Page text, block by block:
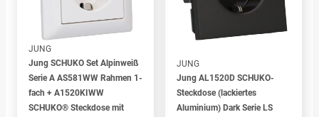
JUNG
Jung SCHUKO Set Alpinweiß
Serie A AS581WW Rahmen 1-
fach + A1520KIWW
SCHUKO® Steckdose mit
JUNG
Jung AL1520D SCHUKO-
Steckdose (lackiertes
Aluminium) Dark Serie LS